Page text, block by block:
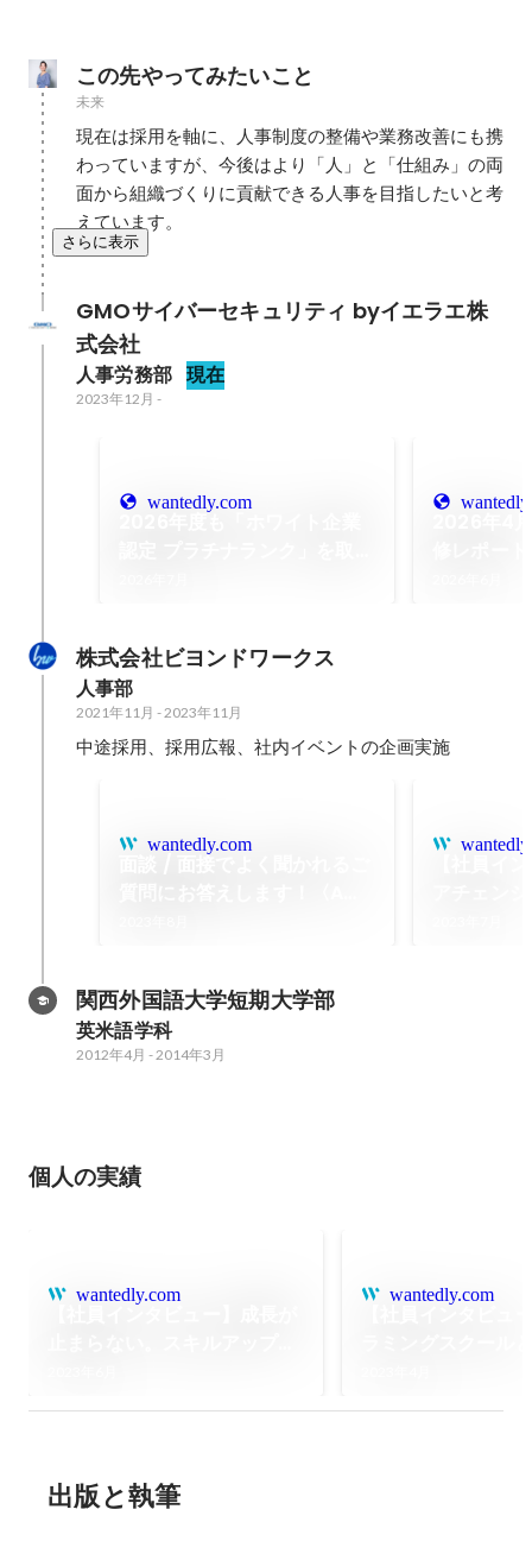
この先やってみたいこと
未来
現在は採用を軸に、人事制度の整備や業務改善にも携
わっていますが、今後はより「人」と「仕組み」の両
面から組織づくりに貢献できる人事を目指したいと考
えています。
さらに表示
GMOサイバーセキュリティ byイエラエ株
式会社
人事労務部 現在
2023年12月 -
wantedly.com
株式会社ビヨンドワークス
人事部
2021年11月 - 2023年11月
中途採用、採用広報、社内イベントの企画実施
wantedly.com
関西外国語大学短期大学部
英米語学科
2012年4月 - 2014年3月
個人の実績
wantedly.com wantedly.com
出版と執筆